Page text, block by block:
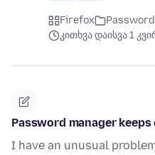
Firefox
კითხვა დაისვა 1
Password manager
I have an unusual